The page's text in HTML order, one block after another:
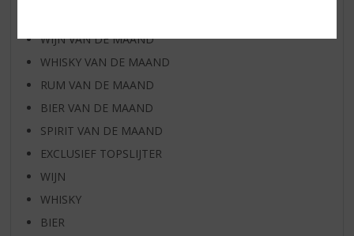
WIJN VAN DE MAAND
WHISKY VAN DE MAAND
RUM VAN DE MAAND
BIER VAN DE MAAND
SPIRIT VAN DE MAAND
EXCLUSIEF TOPSLIJTER
WIJN
WHISKY
BIER